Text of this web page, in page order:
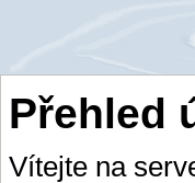
Přehled
Vítejte na